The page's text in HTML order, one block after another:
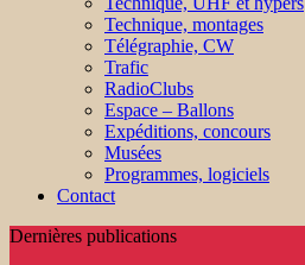
Technique, montages
Télégraphie, CW
Trafic
RadioClubs
Espace – Ballons
Expéditions, concours
Musées
Programmes, logiciels
Contact
Dernières publications